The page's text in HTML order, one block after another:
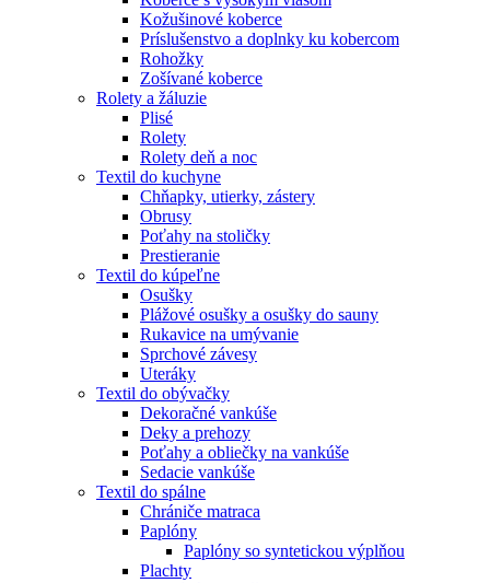
Kožušinové koberce
Príslušenstvo a doplnky ku kobercom
Rohožky
Zošívané koberce
Rolety a žáluzie
Plisé
Rolety
Rolety deň a noc
Textil do kuchyne
Chňapky, utierky, zástery
Obrusy
Poťahy na stoličky
Prestieranie
Textil do kúpeľne
Osušky
Plážové osušky a osušky do sauny
Rukavice na umývanie
Sprchové závesy
Uteráky
Textil do obývačky
Dekoračné vankúše
Deky a prehozy
Poťahy a obliečky na vankúše
Sedacie vankúše
Textil do spálne
Chrániče matraca
Paplóny
Paplóny so syntetickou výplňou
Plachty